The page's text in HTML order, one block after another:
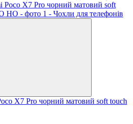
X7 Pro чорний матовий soft touch